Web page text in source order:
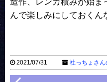
造作、レンガ積みが始ま
んで楽しみにしておくん
2021/07/31 社っちょさ